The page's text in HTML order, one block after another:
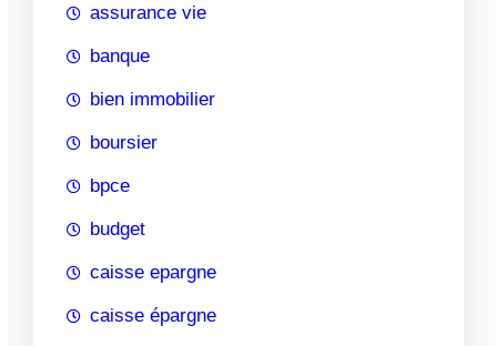
assurance vie
banque
bien immobilier
boursier
bpce
budget
caisse epargne
caisse épargne